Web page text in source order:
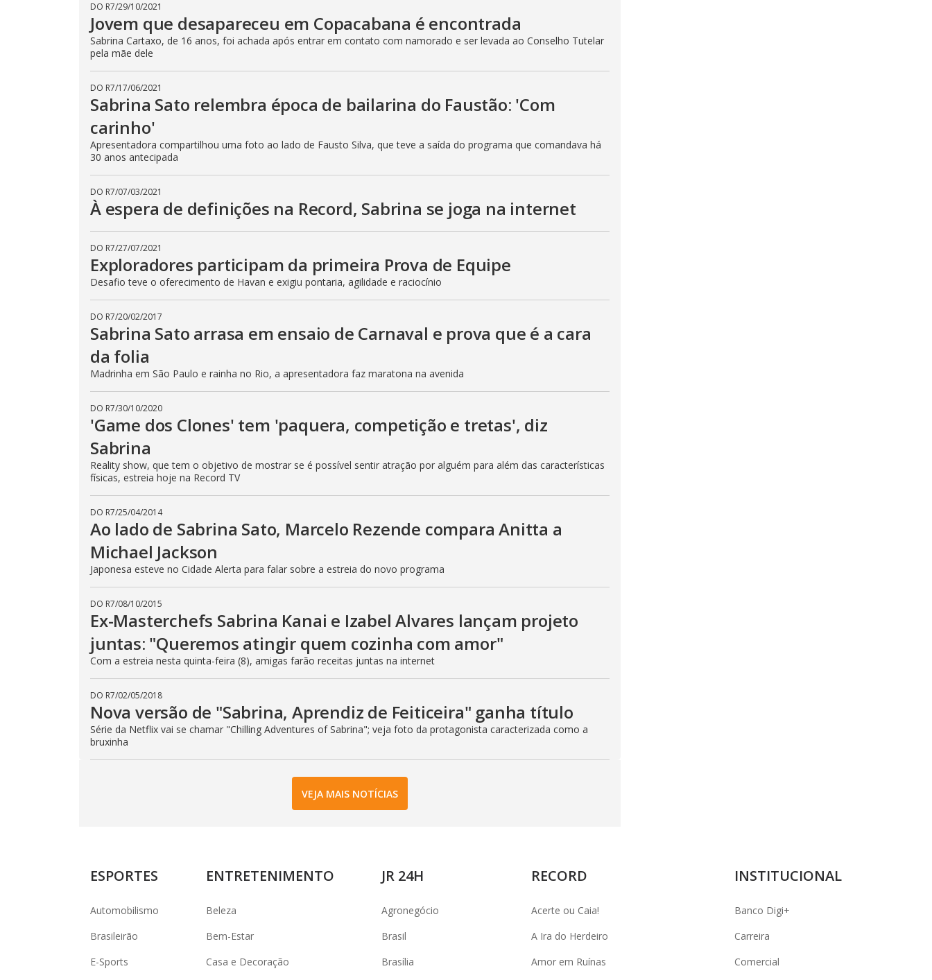
DO R7/29/10/2021
Jovem que desapareceu em Copacabana é encontrada
Sabrina Cartaxo, de 16 anos, foi achada após entrar em contato com namorado e ser levada ao Conselho Tutelar
pela mãe dele
DO R7/17/06/2021
Sabrina Sato relembra época de bailarina do Faustão: 'Com
carinho'
Apresentadora compartilhou uma foto ao lado de Fausto Silva, que teve a saída do programa que comandava há
30 anos antecipada
DO R7/07/03/2021
À espera de definições na Record, Sabrina se joga na internet
DO R7/27/07/2021
Exploradores participam da primeira Prova de Equipe
Desafio teve o oferecimento de Havan e exigiu pontaria, agilidade e raciocínio
DO R7/20/02/2017
Sabrina Sato arrasa em ensaio de Carnaval e prova que é a cara
da folia
Madrinha em São Paulo e rainha no Rio, a apresentadora faz maratona na avenida
DO R7/30/10/2020
'Game dos Clones' tem 'paquera, competição e tretas', diz
Sabrina
Reality show, que tem o objetivo de mostrar se é possível sentir atração por alguém para além das características
físicas, estreia hoje na Record TV
DO R7/25/04/2014
Ao lado de Sabrina Sato, Marcelo Rezende compara Anitta a
Michael Jackson
Japonesa esteve no Cidade Alerta para falar sobre a estreia do novo programa
DO R7/08/10/2015
Ex-Masterchefs Sabrina Kanai e Izabel Alvares lançam projeto
juntas: "Queremos atingir quem cozinha com amor"
Com a estreia nesta quinta-feira (8), amigas farão receitas juntas na internet
DO R7/02/05/2018
Nova versão de "Sabrina, Aprendiz de Feiticeira" ganha título
Série da Netflix vai se chamar "Chilling Adventures of Sabrina"; veja foto da protagonista caracterizada como a
bruxinha
VEJA MAIS NOTÍCIAS
ESPORTES
Automobilismo
Brasileirão
E-Sports
ENTRETENIMENTO
Beleza
Bem-Estar
Casa e Decoração
JR 24H
Agronegócio
Brasil
Brasília
RECORD
Acerte ou Caia!
A Ira do Herdeiro
Amor em Ruínas
INSTITUCIONAL
Banco Digi+
Carreira
Comercial